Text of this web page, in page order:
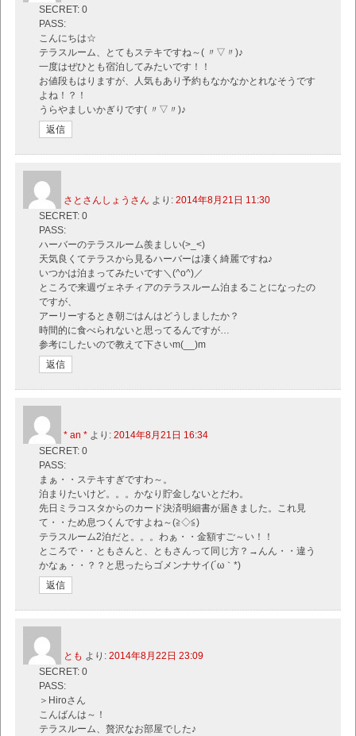
SECRET: 0
PASS:
こんにちは☆
テラスルーム、とてもステキですね～( 〃▽〃)♪
一度はぜひとも宿泊してみたいです！！
お値段もはりますが、人気もあり予約もなかなかとれなそうです
よね！？！
うらやましいかぎりです( 〃▽〃)♪
返信
さとさんしょうさん より: 2014年8月21日 11:30
SECRET: 0
PASS:
ハーバーのテラスルーム羨ましい(>_<)
天気良くてテラスから見るハーバーは凄く綺麗ですね♪
いつかは泊まってみたいです＼(^o^)／
ところで来週ヴェネチィアのテラスルーム泊まることになったの
ですが、
アーリーするとき朝ごはんはどうしましたか？
時間的に食べられないと思ってるんですが…
参考にしたいので教えて下さいm(__)m
返信
* an * より: 2014年8月21日 16:34
SECRET: 0
PASS:
まぁ・・ステキすぎですわ～。
泊まりたいけど。。。かなり貯金しないとだわ。
先日ミラコスタからのカード決済明細書が届きました。これ見
て・・ため息つくんですよね～(≧◇≦)
テラスルーム2泊だと。。。わぁ・・金額すご～い！！
ところで・・ともさんと、ともさんって同じ方？→んん・・違う
かなぁ・・？？と思ったらゴメンナサイ(´ω｀*)
返信
とも より: 2014年8月22日 23:09
SECRET: 0
PASS:
＞Hiroさん
こんばんは～！
テラスルーム、贅沢なお部屋でした♪